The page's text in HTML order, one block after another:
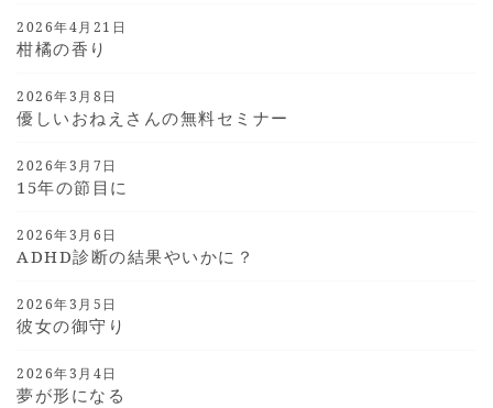
2026年4月21日
柑橘の香り
2026年3月8日
優しいおねえさんの無料セミナー
2026年3月7日
15年の節目に
2026年3月6日
ADHD診断の結果やいかに？
2026年3月5日
彼女の御守り
2026年3月4日
夢が形になる